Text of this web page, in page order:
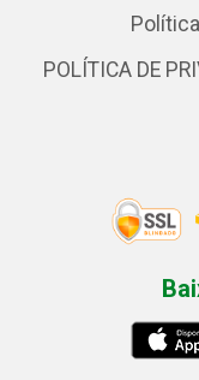
POLÍTICA DE